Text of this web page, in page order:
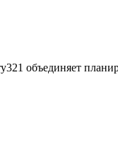
объединяет